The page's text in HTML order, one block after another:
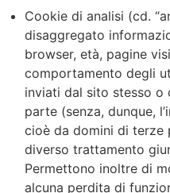
Cookie di analisi (cd.
disaggregato
browser, età, pagine
comportamento degli
inviati dal sito stesso
parte (senza, dunque,
cioè da domini di terze
diverso trattamento
Permettono inoltre di
alcuna perdita di